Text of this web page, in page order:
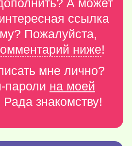
А может
ссылка
Пожалуйста,
ниже!
мне лично?
пароли на моей
Рада знакомству!